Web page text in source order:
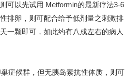
可以先试用 Metformin的最新疗法3-6
排卵，则可配合给予低剂量之刺激排
一颗即可，如此约有八成左右的病人
症候群，但无胰岛素抗性体质，则可